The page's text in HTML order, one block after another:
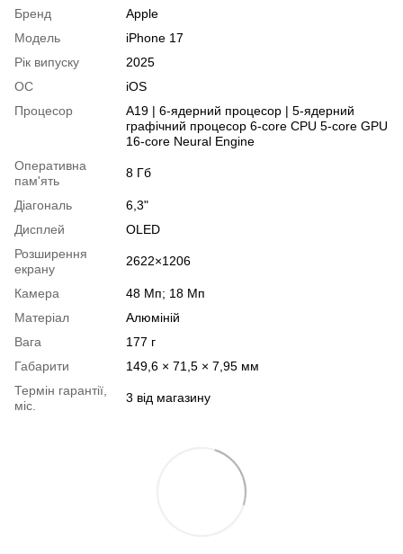
Бренд
Apple
Модель
iPhone 17
Рік випуску
2025
ОС
iOS
Процесор
A19 | 6-ядерний процесор | 5-ядерний
графічний процесор 6-core CPU 5-core GPU
16-core Neural Engine
Оперативна
пам'ять
8 Гб
Діагональ
6,3"
Дисплей
OLED
Розширення
екрану
2622×1206
Камера
48 Мп; 18 Мп
Матеріал
Алюміній
Вага
177 г
Габарити
149,6 × 71,5 × 7,95 мм
Термін гарантії,
міс.
3 від магазину